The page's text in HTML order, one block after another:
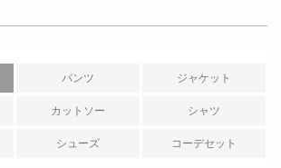
パンツ ジャケット
カットソー シャツ
シューズ コーデセット